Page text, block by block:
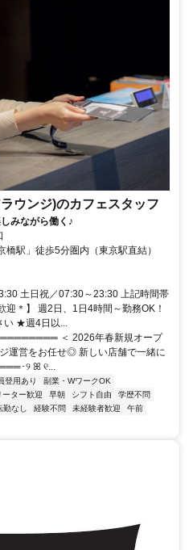
ウンジ)のカフェスタッフ
みながら働く♪
駅」徒歩5分圏内（東京駅直結）
土日祝／07:30～23:30 上記時間帯
＊】 週2日、1日4時間～勤務OK！
い ★週4日以...
＜ 2026年春新規オープ
運営をお任せ◎ 新しい店舗で一緒に
･୨ ꕤ ୧...
登用あり
副業・WワークOK
ーター歓迎 早朝 シフト自由
学歴不問
勤なし 経験不問 未経験者歓迎
午前